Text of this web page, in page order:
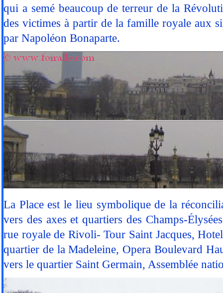
qui a semé beaucoup de terreur de la
des victimes à partir de la famille royale aux
par Napoléon Bonaparte.
La Place est le lieu symbolique de la
vers des axes et quartiers des Champs-
rue royale de Rivoli- Tour Saint Jacques,
quartier de la Madeleine, Opera Boulevard
vers le quartier Saint Germain, Assemblée